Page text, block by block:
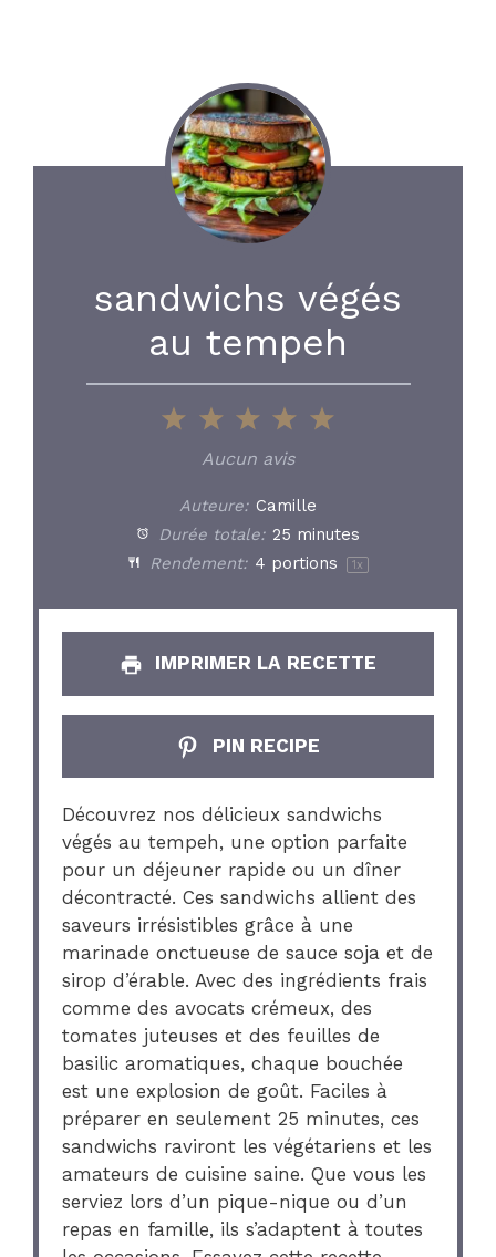
sandwichs végés
au tempeh
5
4
3
Stars
2
Stars
1
Star
Aucun avis
Auteure: Camille
Durée totale: 25 minutes
Rendement: 4 portions 1 x
IMPRIMER LA RECETTE
PIN RECIPE
Découvrez nos délicieux sandwichs
végés au tempeh, une option parfaite
pour un déjeuner rapide ou un dîner
décontracté. Ces sandwichs allient des
saveurs irrésistibles grâce à une
marinade onctueuse de sauce soja et de
sirop d’érable. Avec des ingrédients frais
comme des avocats crémeux, des
tomates juteuses et des feuilles de
basilic aromatiques, chaque bouchée
est une explosion de goût. Faciles à
préparer en seulement 25 minutes, ces
sandwichs raviront les végétariens et les
amateurs de cuisine saine. Que vous les
serviez lors d’un pique-nique ou d’un
repas en famille, ils s’adaptent à toutes